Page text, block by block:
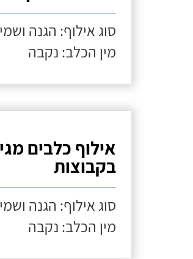
סוג אילוף: הגנה
מין הכלב: נקבה
אילוף כלבים
בקבוצות
סוג אילוף: הגנה
מין הכלב: נקבה